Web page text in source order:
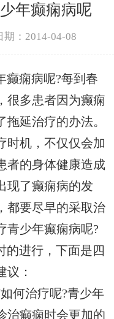
年癫痫病呢
期：2014-04-08
癫痫病呢?每到春
很多患者因为癫痫
延治疗的办法。
时机，不仅仅会加
者的身体健康造成
现了癫痫病的发
都要尽早的采取治
青少年癫痫病呢?
的进行，下面是四
议：
何治疗呢?青少年
治癫痫时会更加的